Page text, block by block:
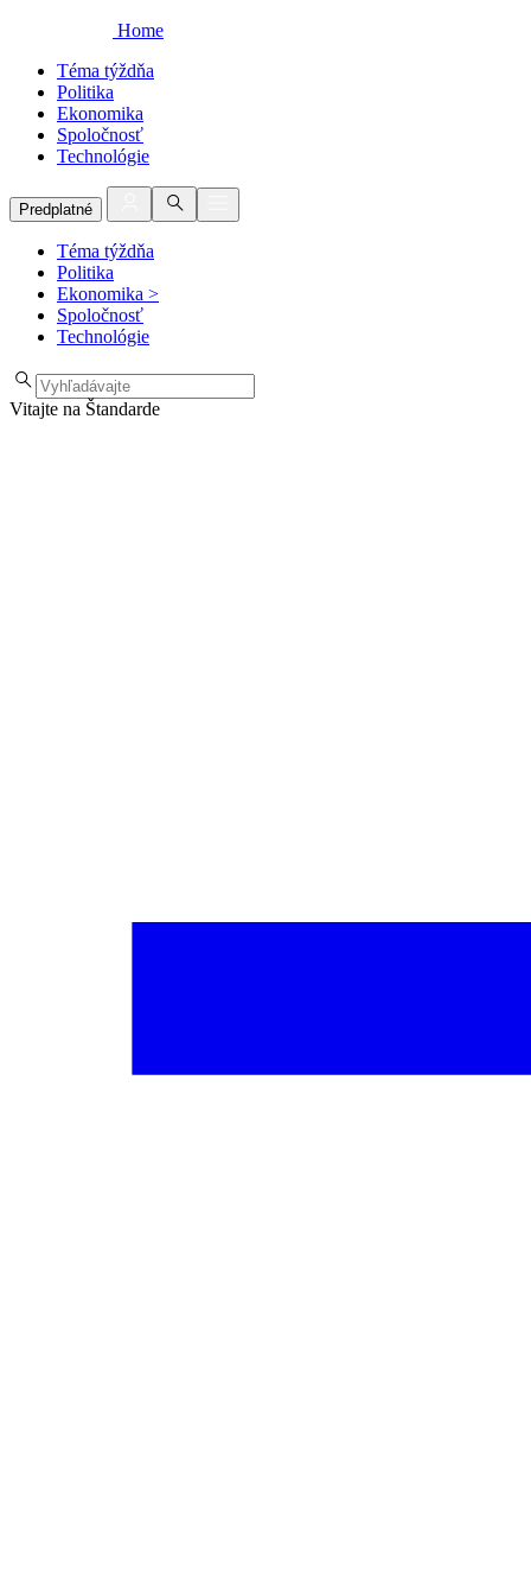
Home
Téma týždňa
Politika
Ekonomika
Spoločnosť
Technológie
Predplatné
Téma týždňa
Politika
Ekonomika >
Spoločnosť
Technológie
Vitajte na Štandarde